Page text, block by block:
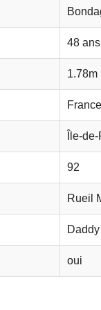
48 ans
1.78m
France
Île-
92
Rueil
Daddy
oui